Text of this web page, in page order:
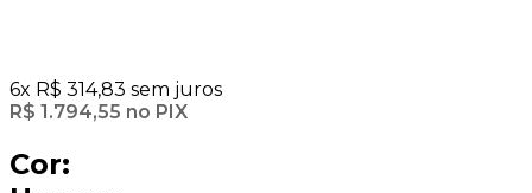
6x R$ 314,83 sem juros
R$ 1.794,55 no PIX
Cor: